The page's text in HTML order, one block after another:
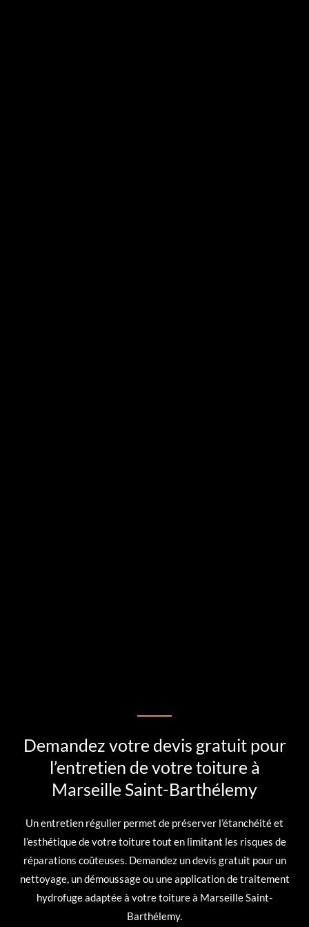
Demandez votre devis gratuit pour
l’entretien de votre toiture à
Marseille Saint-Barthélemy
Un entretien régulier permet de préserver l’étanchéité et
l’esthétique de votre toiture tout en limitant les risques de
réparations coûteuses. Demandez un devis gratuit pour un
nettoyage, un démoussage ou une application de traitement
hydrofuge adaptée à votre toiture à Marseille Saint-
Barthélemy.